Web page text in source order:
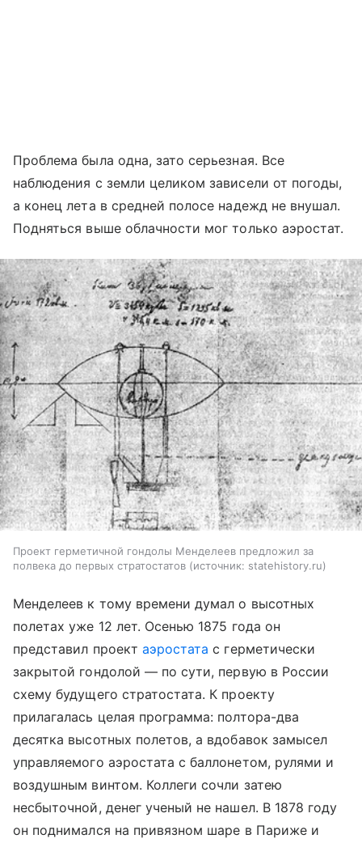
Проблема была одна, зато серьезная. Все
наблюдения с земли целиком зависели от погоды,
а конец лета в средней полосе надежд не внушал.
Подняться выше облачности мог только аэростат.
Проект герметичной гондолы Менделеев предложил за
полвека до первых стратостатов
источник: statehistory.ru
Менделеев к тому времени думал о высотных
полетах уже 12 лет. Осенью 1875 года он
представил проект аэростата с герметически
закрытой гондолой — по сути, первую в России
схему будущего стратостата. К проекту
прилагалась целая программа: полтора-два
десятка высотных полетов, а вдобавок замысел
управляемого аэростата с баллонетом, рулями и
воздушным винтом. Коллеги сочли затею
несбыточной, денег ученый не нашел. В 1878 году
он поднимался на привязном шаре в Париже и